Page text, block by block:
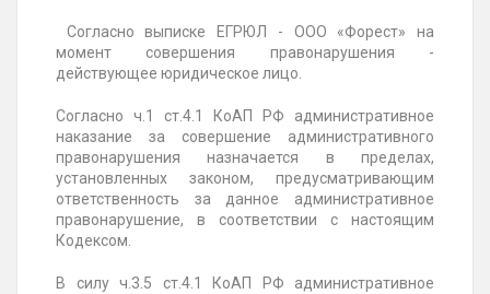
Согласно выписке ЕГРЮЛ - ООО «Форест» на
момент совершения правонарушения -
действующее юридическое лицо.
Согласно ч.1 ст.4.1 КоАП РФ административное
наказание за совершение административного
правонарушения назначается в пределах,
установленных законом, предусматривающим
ответственность за данное административное
правонарушение, в соответствии с настоящим
Кодексом.
В силу ч.3.5 ст.4.1 КоАП РФ административное